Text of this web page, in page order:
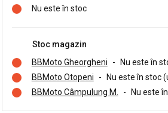
Nu este în stoc
Stoc magazin
BBMoto Gheorgheni
-
Nu este în
BBMoto Otopeni
-
Nu este în stoc
BBMoto Câmpulung M.
- Nu este